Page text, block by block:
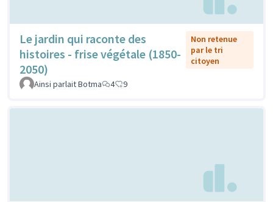
Le jardin qui raconte des
histoires - frise végétale (1850-
2050)
Non retenue
par le tri
citoyen
Ainsi parlait Botma 4 9